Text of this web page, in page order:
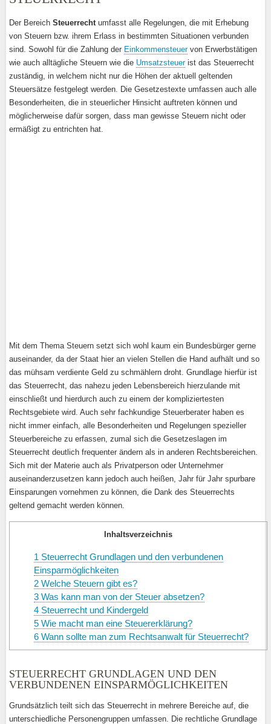
Der Bereich Steuerrechtumfasst alle Regelungen, die mit Erhebung
von Steuern bzw. ihrem Erlass in bestimmten Situationen verbunden
sind. Sowohl für die Zahlung der Einkommensteuervon Erwerbstätigen
wie auch alltägliche Steuern wie die Umsatzsteuerist das Steuerrecht
zuständig, in welchem nicht nur die Höhen der aktuell geltenden
Steuersätze festgelegt werden. Die Gesetzestexte umfassen auch alle
Besonderheiten, die in steuerlicher Hinsicht auftreten können und
möglicherweise dafür sorgen, dass man gewisse Steuern nicht oder
ermäßigt zu entrichten hat.
Mit dem Thema Steuern setzt sich wohl kaum ein Bundesbürger gerne
auseinander, da der Staat hier an vielen Stellen die Hand aufhält und so
das mühsam verdiente Geld zu schmählern droht. Grundlage hierfür ist
das Steuerrecht, das nahezu jeden Lebensbereich hierzulande mit
einschließt und hierdurch auch zu einem der kompliziertesten
Rechtsgebiete wird. Auch sehr fachkundige Steuerberater haben es
nicht immer einfach, alle Besonderheiten und Regelungen spezieller
Steuerbereiche zu erfassen, zumal sich die Gesetzeslagen im
Steuerrecht deutlich frequenter ändern als in anderen Rechtsbereichen.
Sich mit der Materie auch als Privatperson oder Unternehmer
auseinanderzusetzen kann jedoch auch heißen, Jahr für Jahr spurbare
Einsparungen vornehmen zu können, die Dank des Steuerrechts
geltend gemacht werden können.
Inhaltsverzeichnis
1 Steuerrecht Grundlagen und den verbundenen
Einsparmöglichkeiten
2 Welche Steuern gibt es?
3 Was kann man von der Steuer absetzen?
4 Steuerrecht und Kindergeld
5 Wie macht man eine Steuererklärung?
6 Wann sollte man zum Rechtsanwalt für Steuerrecht?
STEUERRECHT GRUNDLAGEN UND DEN
VERBUNDENEN EINSPARMÖGLICHKEITEN
Grundsätzlich teilt sich das Steuerrecht in mehrere Bereiche auf, die
unterschiedliche Personengruppen umfassen. Die rechtliche Grundlage